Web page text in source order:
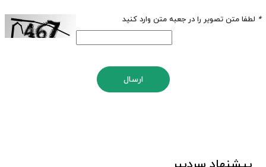
* لطفا متن تصویر را در جعبه متن وارد کنید
ارسال